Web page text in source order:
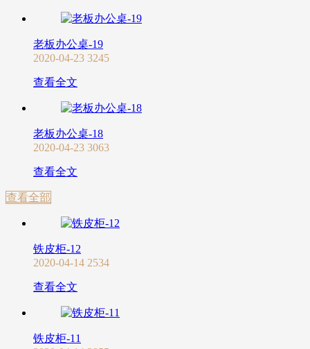
老板办公桌-19
2020-04-23 3245
查看全文
老板办公桌-18
2020-04-23 3063
查看全文
查看全部
铁皮柜-12
2020-04-14 2534
查看全文
铁皮柜-11